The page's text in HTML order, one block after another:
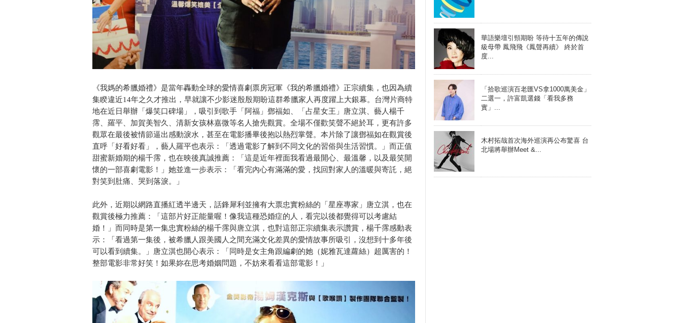
《我媽的希臘婚禮》是當年轟動全球的愛情喜劇票房冠軍《我的希臘婚禮》正宗續集，也因為續
集睽違近14年之久才推出，早就讓不少影迷殷殷期盼這群希臘家人再度躍上大銀幕。台灣片商特
地在近日舉辦「爆笑口碑場」，吸引到歌手「阿福」鄧福如、「占星女王」唐立淇、藝人楊千
霈、羅平、加賀美智久、清新女孩林嘉微等名人搶先觀賞。全場不僅歡笑聲不絕於耳，更有許多
觀眾在最後被情節逼出感動淚水，甚至在電影播畢後抱以熱烈掌聲。本片除了讓鄧福如在觀賞後
直呼「好看好看」，藝人羅平也表示：「透過電影了解到不同文化的習俗與生活習慣。」而正值
甜蜜新婚期的楊千霈，也在映後真誠推薦：「這是近年裡面我看過最開心、最溫馨，以及最笑開
懷的一部喜劇電影！」她並進一步表示：「看完內心有滿滿的愛，找回對家人的溫暖與寄託，絕
對笑到肚痛、哭到落淚。」
此外，近期以網路直播紅透半邊天，話鋒犀利並擁有大票忠實粉絲的「星座專家」唐立淇，也在
觀賞後極力推薦：「這部片好正能量喔！像我這種恐婚症的人，看完以後都覺得可以考慮結
婚！」而同時是第一集忠實粉絲的楊千霈與唐立淇，也對這部正宗續集表示讚賞，楊千霈感動表
示：「看過第一集後，被希臘人跟美國人之間充滿文化差異的愛情故事所吸引，沒想到十多年後
可以看到續集。」唐立淇也開心表示：「同時是女主角跟編劇的她（妮雅瓦達蘿絲）超厲害的！
整部電影非常好笑！如果妳在思考婚姻問題，不妨來看看這部電影！」
華語樂壇引頸期盼 等待十五年的傳說
級母帶 鳳飛飛《鳳聲再續》 終於首
度...
「拾歌巡演百老匯VS拿1000萬美金」
二選一，許富凱選錢「看我多務
實」...
木村拓哉首次海外巡演再公布驚喜 台
北場將舉辦Meet &...